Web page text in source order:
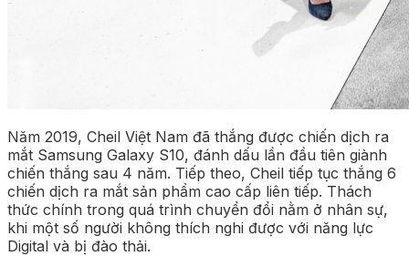
Năm 2019, Cheil Việt Nam đã thắng được chiến dịch ra
mắt Samsung Galaxy S10, đánh dấu lần đầu tiên giành
chiến thắng sau 4 năm. Tiếp theo, Cheil tiếp tục thắng 6
chiến dịch ra mắt sản phẩm cao cấp liên tiếp. Thách
thức chính trong quá trình chuyển đổi nằm ở nhân sự,
khi một số người không thích nghi được với năng lực
Digital và bị đào thải.